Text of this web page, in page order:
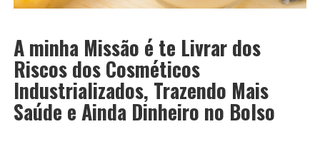
A minha Missão é te Livrar dos
Riscos dos Cosméticos
Industrializados, Trazendo Mais
Saúde e Ainda Dinheiro no Bolso